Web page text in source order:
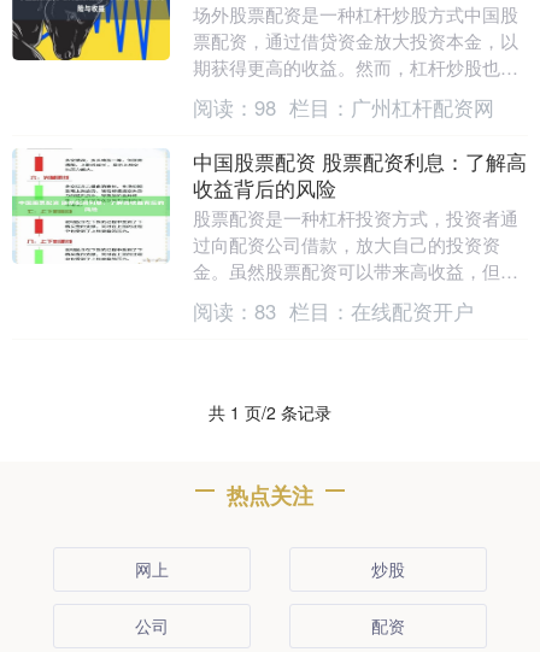
场外股票配资是一种杠杆炒股方式中国股
票配资，通过借贷资金放大投资本金，以
期获得更高的收益。然而，杠杆炒股也伴
随着较高的风险。 配资平台的优势在于，
它可以帮助投资....
阅读： 98 栏目： 广州杠杆配资网
中国股票配资 股票配资利息：了解高
收益背后的风险
股票配资是一种杠杆投资方式，投资者通
过向配资公司借款，放大自己的投资资
金。虽然股票配资可以带来高收益，但其
背后也隐藏着巨大的风险。 **TOP 1：**
**某....
阅读： 83 栏目： 在线配资开户
共 1 页/2 条记录
热点关注
网上 炒股
公司 配资